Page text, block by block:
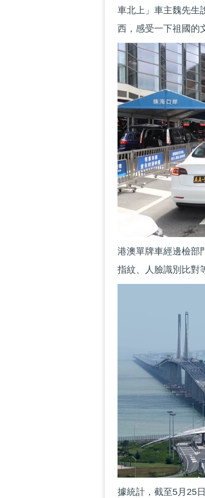
車北上」車主魏先生
西，感受一下祖國的
港澳單牌車經邊檢部
指紋、人臉識別比對
據統計，截至5月25